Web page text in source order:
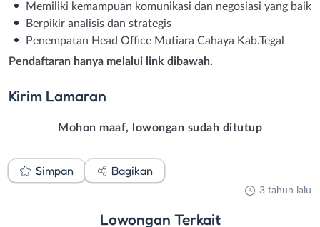
Memiliki kemampuan komunikasi dan negosiasi yang baik
Berpikir analisis dan strategis
Penempatan Head Office Mutiara Cahaya Kab.Tegal
Pendaftaran hanya melalui link dibawah.
Kirim Lamaran
Mohon maaf, lowongan sudah ditutup
Simpan Bagikan
3 tahun lalu
Lowongan Terkait